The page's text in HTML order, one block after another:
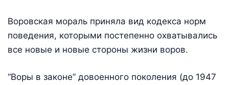
Воровская мораль приняла вид кодекса норм
поведения, которыми постепенно охватывались
все новые и новые стороны жизни воров.
“Воры в законе” довоенного поколения (до 1947